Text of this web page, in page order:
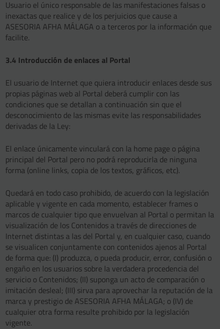
Usuario el único responsable de las manifestaciones falsas o
inexactas que realice y de los perjuicios que cause a
ASESORIA AFHA MÁLAGA o a terceros por la información que
facilite.
3.4 Introducción de enlaces al Portal
El usuario de Internet que quiera introducir enlaces desde sus
propias páginas web al Portal deberá cumplir con las
condiciones que se detallan a continuación sin que el
desconocimiento de las mismas evite las responsabilidades
derivadas de la Ley:
El enlace únicamente vinculará con la home page o página
principal del Portal pero no podrá reproducirla de ninguna
forma (online links, copia de los textos, gráficos, etc).
Quedará en todo caso prohibido, de acuerdo con la legislación
aplicable y vigente en cada momento, establecer frames o
marcos de cualquier tipo que envuelvan al Portal o permitan la
visualización de los Contenidos a través de direcciones de
Internet distintas a las del Portal y, en cualquier caso, cuando
se visualicen conjuntamente con contenidos ajenos al Portal
de forma que: (I) produzca, o pueda producir, error, confusión o
engaño en los usuarios sobre la verdadera procedencia del
servicio o Contenidos; (II) suponga un acto de comparación o
imitación desleal; (III) sirva para aprovechar la reputación de la
marca y prestigio de ASESORIA AFHA MÁLAGA; o (IV) de
cualquier otra forma resulte prohibido por la legislación
vigente.